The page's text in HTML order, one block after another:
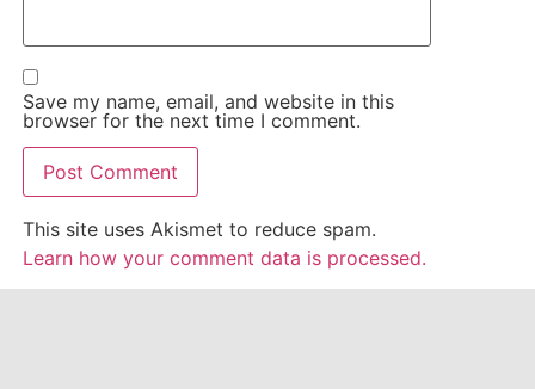
Save my name, email, and website in this
browser for the next time I comment.
This site uses Akismet to reduce spam.
Learn how your comment data is processed.